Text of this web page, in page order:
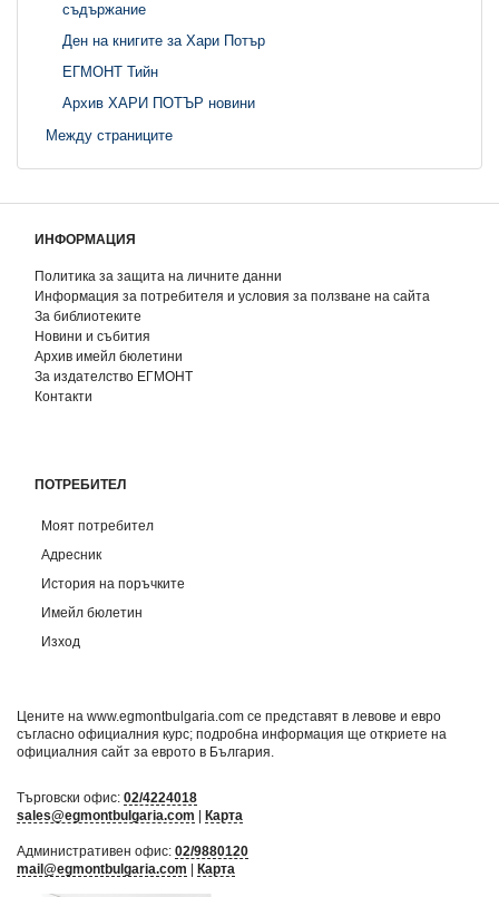
съдържание
Ден на книгите за Хари Потър
ЕГМОНТ Тийн
Архив ХАРИ ПОТЪР новини
Между страниците
ИНФОРМАЦИЯ
Политика за защита на личните данни
Информация за потребителя и условия за ползване на сайта
За библиотеките
Новини и събития
Архив имейл бюлетини
За издателство ЕГМОНТ
Контакти
ПОТРЕБИТЕЛ
Моят потребител
Адресник
История на поръчките
Имейл бюлетин
Изход
Цените на www.egmontbulgaria.com се представят в левове и евро
съгласно официалния курс; подробна информация ще откриете на
официалния сайт за еврото в България
Търговски офис: 02/4224018
sales@egmontbulgaria.com | Карта
Административен офис: 02/9880120
mail@egmontbulgaria.com | Карта